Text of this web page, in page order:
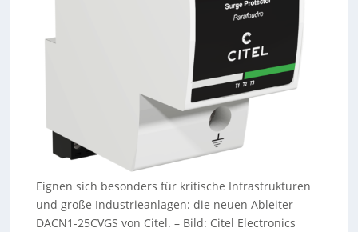
Eignen sich besonders für kritische Infrastrukturen
und große Industrieanlagen: die neuen Ableiter
DACN1-25CVGS von Citel. – Bild: Citel Electronics